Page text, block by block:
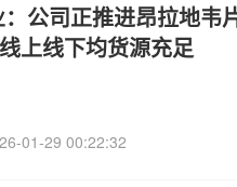
公司正推进昂拉地韦
上线下均货源充足
01-29 00:22:32